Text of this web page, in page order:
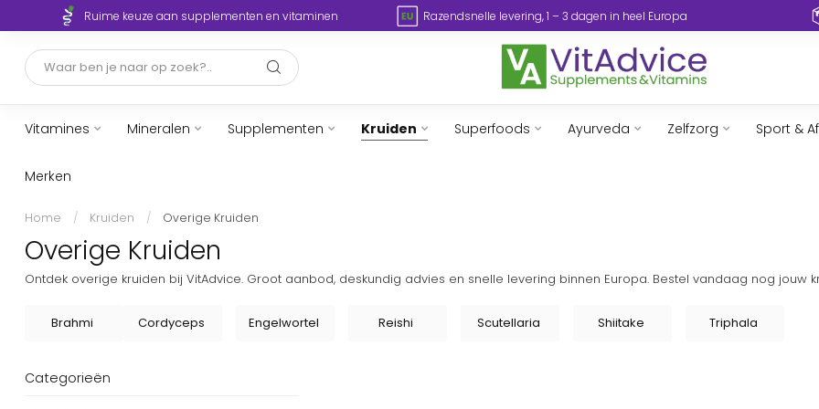
Jouw gezondheid, onze expertise en begeleiding Ruime keuze aan supplementen en vitaminen
Vitamines Mineralen Supplementen Kruiden Superfoods Ayurveda Zelfzorg Sport &
Merken
Home / Kruiden / Overige Kruiden
Overige Kruiden
Ontdek overige kruiden bij VitAdvice. Groot aanbod, deskundig advies en snelle levering binnen Europa. Bestel vandaag nog jouw
Brahmi Cordyceps Engelwortel Reishi Scutellaria Shiitake Triphala
Categorieën